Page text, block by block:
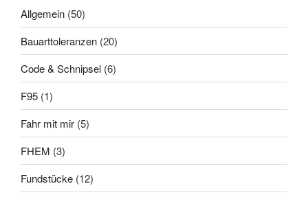
Allgemein (50)
Bauarttoleranzen (20)
Code & Schnipsel (6)
F95 (1)
Fahr mit mir (5)
FHEM (3)
Fundstücke (12)